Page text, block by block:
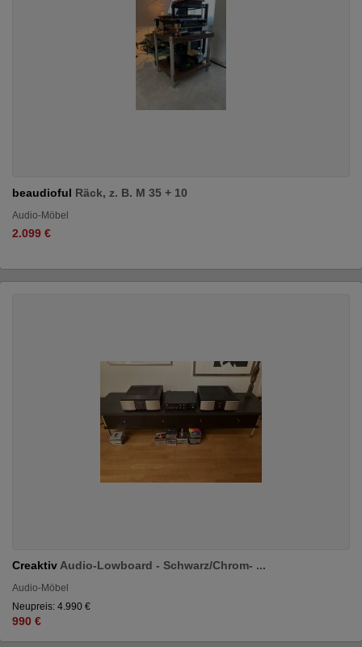
beaudioful Räck, z. B. M 35 + 10
Audio-Möbel
2.099 €
Creaktiv Audio-Lowboard - Schwarz/Chrom- ...
Audio-Möbel
Neupreis: 4.990 €
990 €